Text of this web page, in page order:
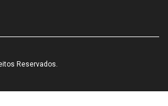
Reservados.